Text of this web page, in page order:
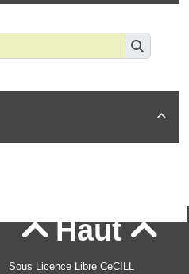

Haut
Sous Licence Libre CeCILL